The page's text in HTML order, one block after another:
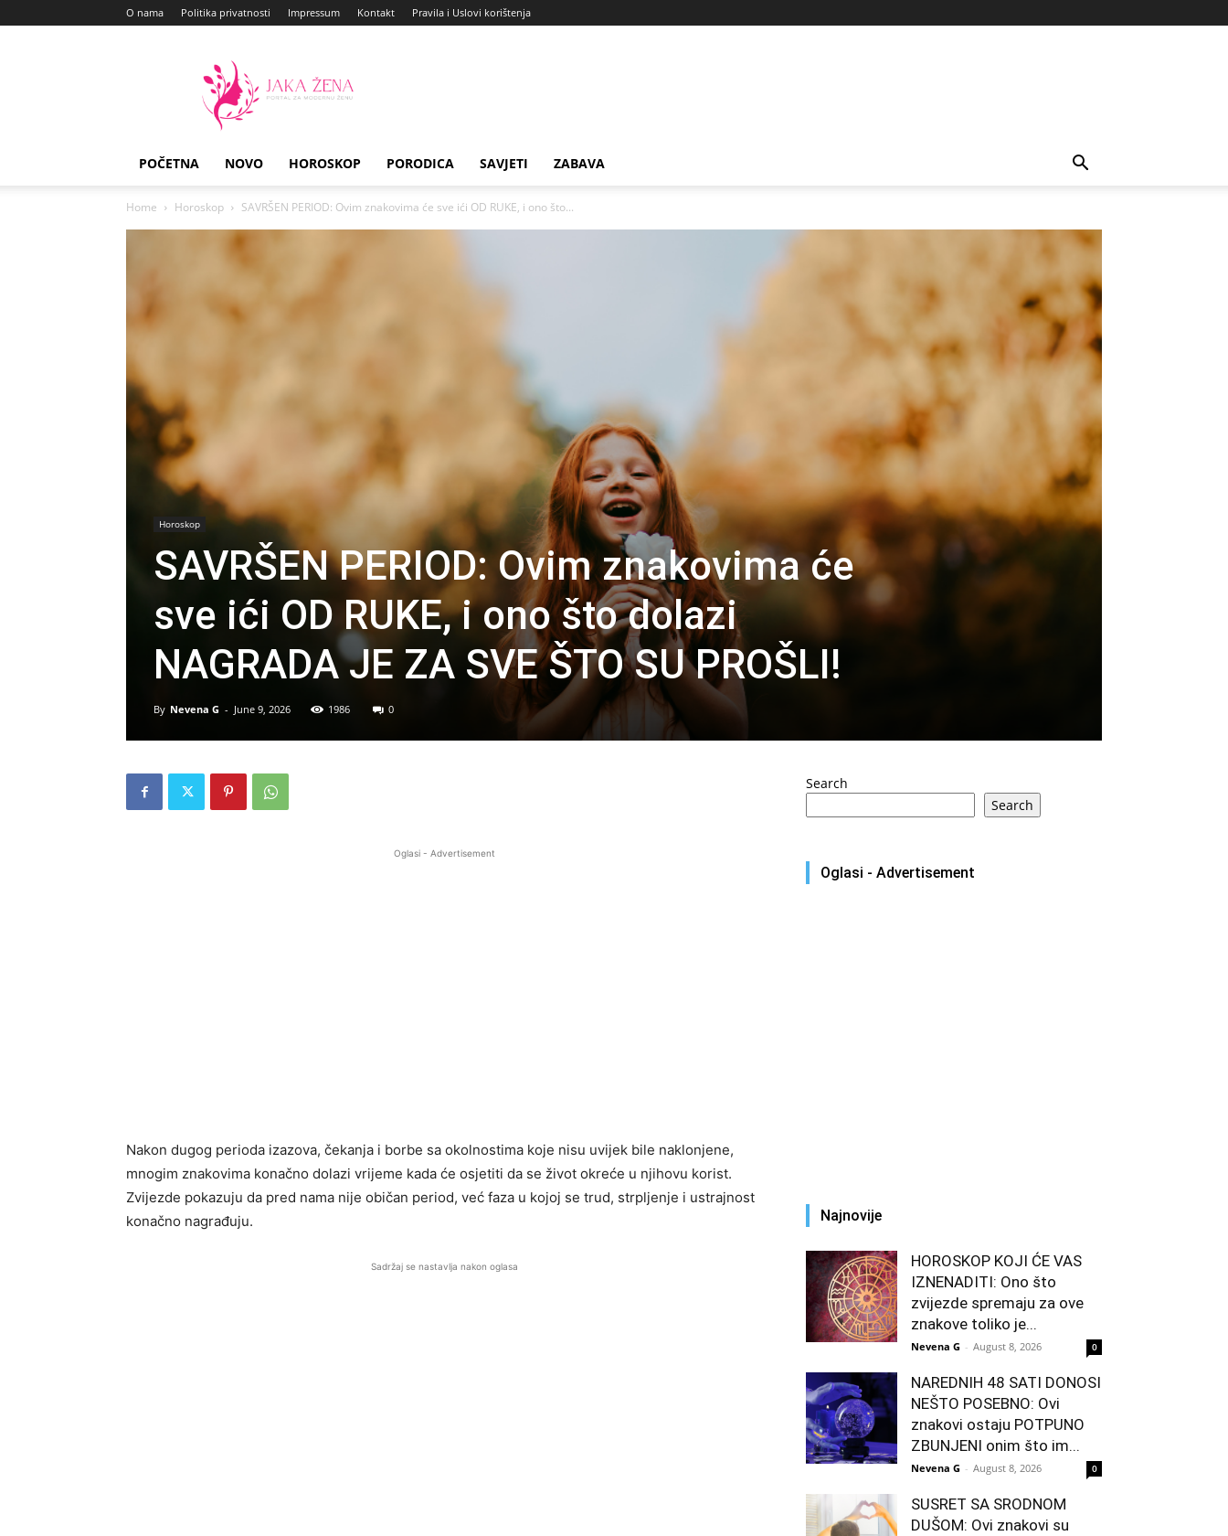
O nama Politika privatnosti Impressum Kontakt Pravila i Uslovi korištenja
Zena
POČETNA NOVO HOROSKOP PORODICA SAVJETI ZABAVA
Home Horoskop SAVRŠEN PERIOD: Ovim znakovima će sve ići OD RUKE, i ono što...
Horoskop
SAVRŠEN PERIOD: Ovim znakovima će
sve ići OD RUKE, i ono što dolazi
NAGRADA JE ZA SVE ŠTO SU PROŠLI!
By Nevena G - June 9, 2026 1986 0
Oglasi - Advertisement
Nakon dugog perioda izazova, čekanja i borbe sa okolnostima koje nisu uvijek bile naklonjene,
mnogim znakovima konačno dolazi vrijeme kada će osjetiti da se život okreće u njihovu korist.
Zvijezde pokazuju da pred nama nije običan period, već faza u kojoj se trud, strpljenje i ustrajnost
konačno nagrađuju.
Sadržaj se nastavlja nakon oglasa
Search
Search
Oglasi - Advertisement
Najnovije
HOROSKOP KOJI ĆE VAS
IZNENADITI: Ono što
zvijezde spremaju za ove
znakove toliko je...
Nevena G - August 8, 2026 0
NAREDNIH 48 SATI DONOSI
NEŠTO POSEBNO: Ovi
znakovi ostaju POTPUNO
ZBUNJENI onim što im...
Nevena G - August 8, 2026 0
SUSRET SA SRODNOM
DUŠOM: Ovi znakovi su